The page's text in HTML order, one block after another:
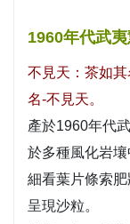
1960年代武
不見天：茶如
名-不見天。
產於1960年代
於多種風化岩壤
細看葉片條索
呈現沙粒。